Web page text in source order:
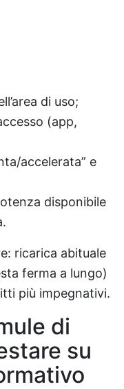
di uso;
(app,
accelerata” e
disponibile
ricarica abituale
ferma a lungo)
più impegnativi.
di
su